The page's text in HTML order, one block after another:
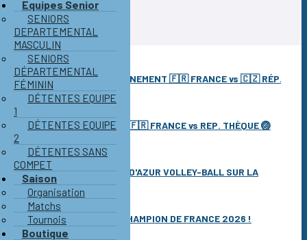
Equipes Senior
SENIORS
DEPARTEMENTAL
MASCULIN
SENIORS
DÉPARTEMENTAL
FÉMININ
DÉTENTES EQUIPE
1
DÉTENTES EQUIPE
2
DÉTENTES SANS
COMPET
Saison
Organisation
Matchs
Tournois
Boutique
🏐 RETOUR SUR L'ÉVÈNEMENT 🇫🇷 FRANCE vs 🇨🇿 RÉP.
TCHÈQUE U18-F
10 juillet 2026 à 07H29
📷 RETOUR EN IMAGE 🇫🇷 FRANCE vs REP. THÈQUE 🏐
10 juillet 2026 à 07H20
🚀 LE MOUGINS CÔTE D'AZUR VOLLEY-BALL SUR LA
BONNE VOIE
10 juillet 2026 à 07H15
🥈 🇫🇷 M11-M VICE-CHAMPION DE FRANCE 2026 !
15 juin 2026 à 08H00